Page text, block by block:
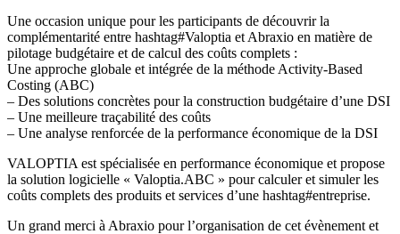
Une occasion unique pour les participants de découvrir la
complémentarité entre hashtag#Valoptia et Abraxio en matière de
pilotage budgétaire et de calcul des coûts complets :
Une approche globale et intégrée de la méthode Activity-Based
Costing (ABC)
– Des solutions concrètes pour la construction budgétaire d’une DSI
– Une meilleure traçabilité des coûts
– Une analyse renforcée de la performance économique de la DSI
VALOPTIA est spécialisée en performance économique et propose
la solution logicielle « Valoptia.ABC » pour calculer et simuler les
coûts complets des produits et services d’une hashtag#entreprise.
Un grand merci à Abraxio pour l’organisation de cet évènement et